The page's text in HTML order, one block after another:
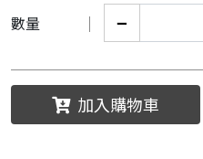
數量 −
加入購物車